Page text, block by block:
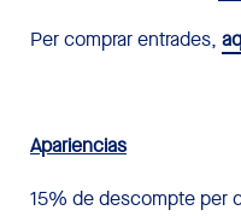
Per comprar entrades,
Apariencias
15% de descompte per